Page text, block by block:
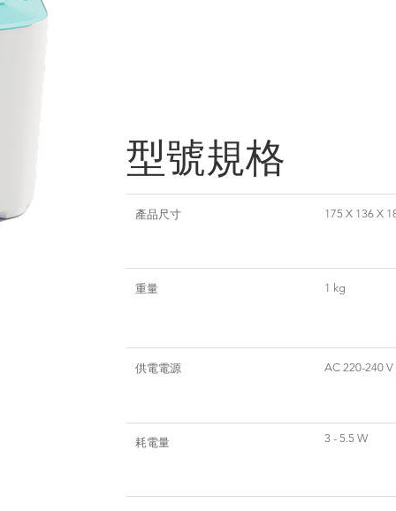
型號規格
產品尺寸 175 X 136 X
重量 1 kg
供電電源 AC 220-240
耗電量 3 - 5.5 W